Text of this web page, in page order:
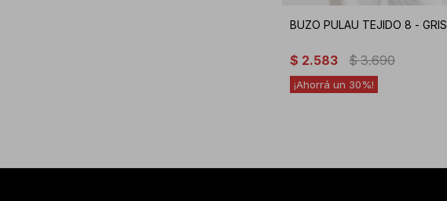
BUZO PULAU TEJIDO 8 - GRIS
$ 2.583 $ 3.690
30